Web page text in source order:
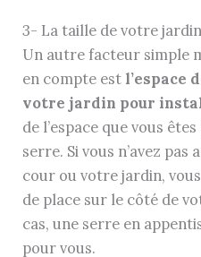
3- La taille de votre jardin
Un autre facteur simple
en compte est l’espace
votre jardin pour
de l’espace que vous
serre. Si vous n’avez pas
cour ou votre jardin,
de place sur le côté de
cas, une serre en
pour vous.